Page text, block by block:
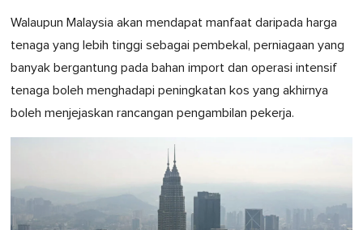
Walaupun Malaysia akan mendapat manfaat daripada harga
tenaga yang lebih tinggi sebagai pembekal, perniagaan yang
banyak bergantung pada bahan import dan operasi intensif
tenaga boleh menghadapi peningkatan kos yang akhirnya
boleh menjejaskan rancangan pengambilan pekerja.